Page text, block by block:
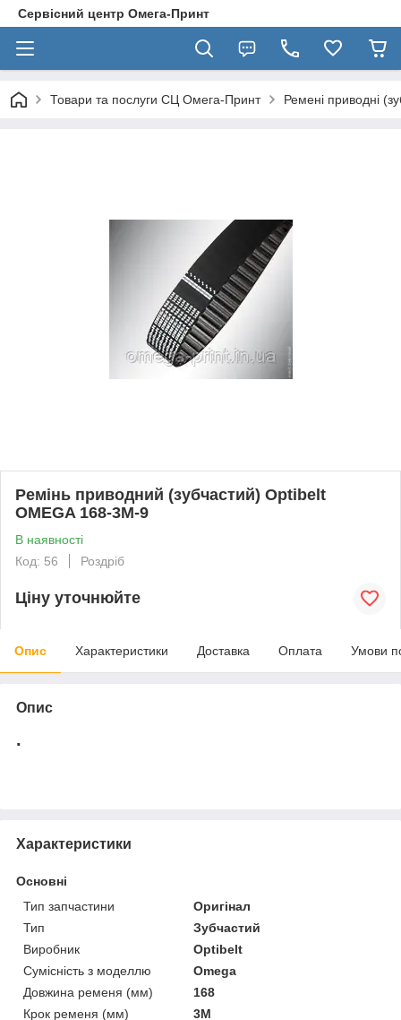
Сервісний центр Омега-Принт
Товари та послуги СЦ Омега-Принт Ремені приводні
Ремінь приводний (зубчастий) Optibelt
OMEGA 168-3M-9
В наявності
Код: 56
Роздріб
Ціну уточнюйте
Опис Характеристики Доставка Оплата Умови
Опис
.
Характеристики
Основні
Тип запчастини
Оригінал
Тип
Зубчастий
Виробник
Optibelt
Сумісність з моделлю
Omega
Довжина ременя (мм)
168
Крок ременя (мм)
3М